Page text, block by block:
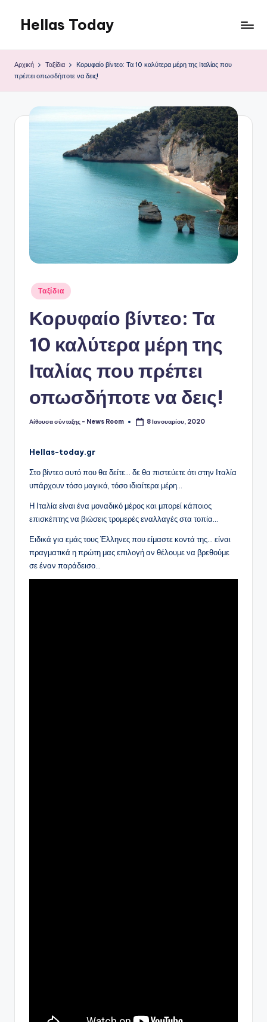
Μετάβαση
περιεχόμενο
Hellas Today
Αρχική Ταξίδια
Κορυφαίο βίντεο: Τα 10 καλύτερα μέρη της Ιταλίας που
πρέπει οπωσδήποτε να δεις!
Αναρτήθηκε
σε
Ταξίδια
Κορυφαίο βίντεο: Τα
10 καλύτερα μέρη της
Ιταλίας που πρέπει
οπωσδήποτε να δεις!
Συγγραφέας:
Αίθουσα σύνταξης - News Room 8 Ιανουαρίου, 2020
Hellas-today.gr
Στο βίντεο αυτό που θα δείτε… δε θα πιστεύετε ότι στην Ιταλία
υπάρχουν τόσο μαγικά, τόσο ιδιαίτερα μέρη…
Η Ιταλία είναι ένα μοναδικό μέρος και μπορεί κάποιος
επισκέπτης να βιώσεις τρομερές εναλλαγές στα τοπία…
Ειδικά για εμάς τους Έλληνες που είμαστε κοντά της… είναι
πραγματικά η πρώτη μας επιλογή αν θέλουμε να βρεθούμε
σε έναν παράδεισο…